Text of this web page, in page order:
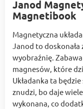
Janod
Magnetibook
Magnetyczna
Janod to
wyobraźnię.
magnesów, które
Układanka ta
znudzi, bo daje
wykonana, co